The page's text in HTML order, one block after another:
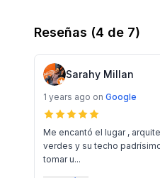
Reseñas (4 de 7)
Sarahy Millan
1 years ago on Google
Me encantó el lugar ,
verdes y su techo
tomar u...